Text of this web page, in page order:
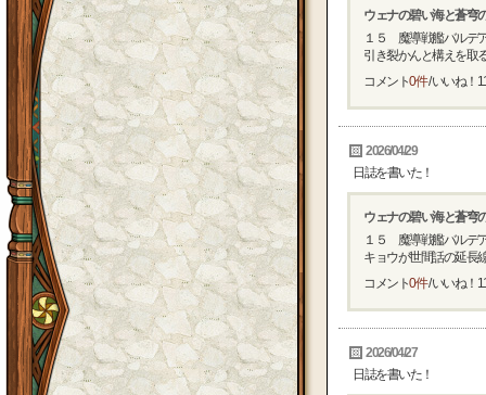
ウェナの碧い海と蒼穹
１５ 魔導戦艦バルデ
引き裂かんと構えを取
コメント0件/ いいね！
2026/04/29
日誌を書いた！
ウェナの碧い海と蒼穹
１５ 魔導戦艦バルデ
キョウが世間話の延長
コメント0件/ いいね！
2026/04/27
日誌を書いた！